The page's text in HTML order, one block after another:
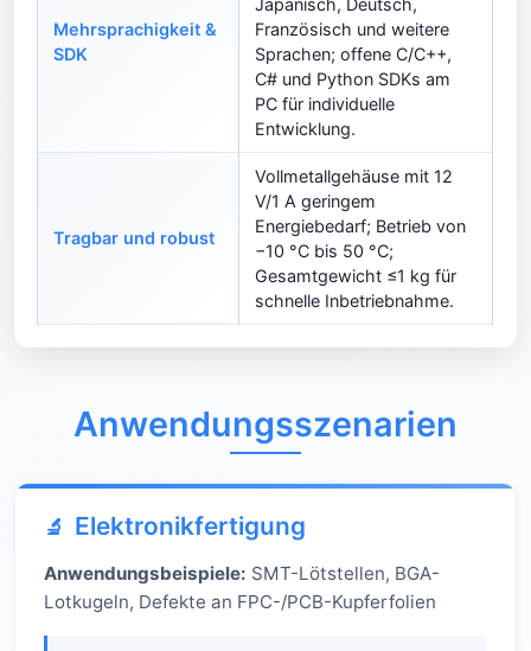
Mehrsprachigkeit &
SDK
Französisch und weitere
Sprachen; offene C/C++,
C# und Python SDKs am
PC für individuelle
Entwicklung.
Tragbar und robust
Vollmetallgehäuse mit 12
V/1 A geringem
Energiebedarf; Betrieb von
−10 °C bis 50 °C;
Gesamtgewicht ≤1 kg für
schnelle Inbetriebnahme.
Anwendungsszenarien
Elektronikfertigung
Anwendungsbeispiele: SMT-Lötstellen, BGA-
Lotkugeln, Defekte an FPC-/PCB-Kupferfolien